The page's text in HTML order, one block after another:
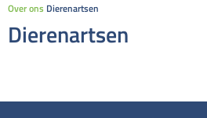
Over ons Dierenartsen
Dierenartsen